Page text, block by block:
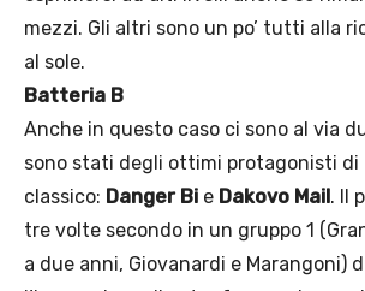
mezzi. Gli altri sono un po’ tutti alla
al sole.
Batteria B
Anche in questo caso ci sono al via
sono stati degli ottimi protagonisti
classico: Danger Bi e Dakovo Mail. Il
tre volte secondo in un gruppo 1
a due anni, Giovanardi e Marangoni)